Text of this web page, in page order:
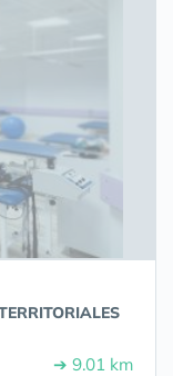
➔ 9.01 km